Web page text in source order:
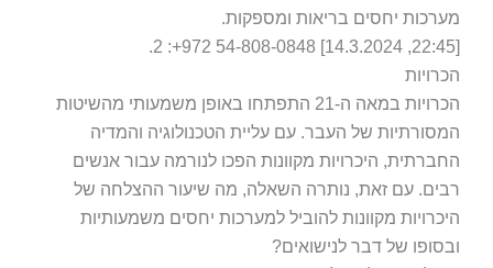
יחסים בריאות ומספקות.
הכרויות במאה ה-21 התפתחו באופן משמעותי מהשיטות
של העבר. עם עליית הטכנולוגיה והמדיה
היכרויות מקוונות הפכו לנורמה עבור אנשים
עם זאת, נותרה השאלה, מה שיעור ההצלחה של
מקוונות להוביל למערכות יחסים משמעותיות
של דבר לנישואים?